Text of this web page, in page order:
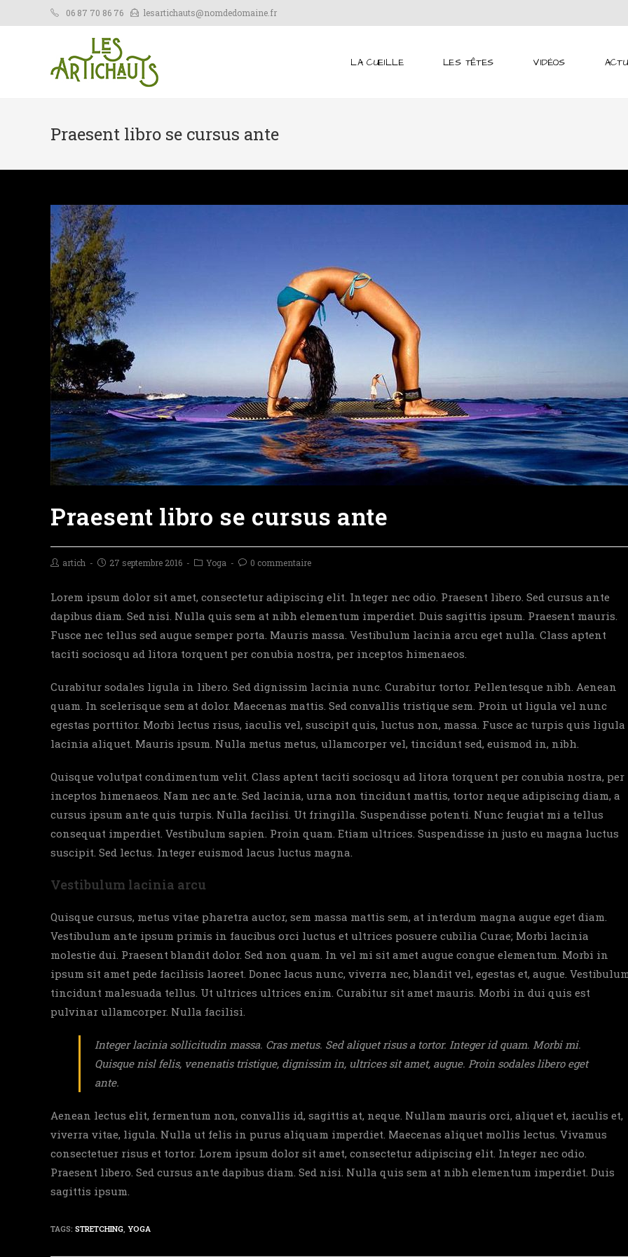
06 87 70 86 76 lesartichauts@nomdedomaine.fr
LA CUEILLE LES TÊTES VIDÉOS
Praesent libro se cursus ante
Praesent libro se cursus ante
artich 27 septembre 2016 Yoga 0 commentaire
Lorem ipsum dolor sit amet, consectetur adipiscing elit. Integer nec odio. Praesent libero. Sed cursus ante
dapibus diam. Sed nisi. Nulla quis sem at nibh elementum imperdiet. Duis sagittis ipsum. Praesent mauris.
Fusce nec tellus sed augue semper porta. Mauris massa. Vestibulum lacinia arcu eget nulla. Class aptent
taciti sociosqu ad litora torquent per conubia nostra, per inceptos himenaeos.
Curabitur sodales ligula in libero. Sed dignissim lacinia nunc. Curabitur tortor. Pellentesque nibh. Aenean
quam. In scelerisque sem at dolor. Maecenas mattis. Sed convallis tristique sem. Proin ut ligula vel nunc
egestas porttitor. Morbi lectus risus, iaculis vel, suscipit quis, luctus non, massa. Fusce ac turpis quis ligula
lacinia aliquet. Mauris ipsum. Nulla metus metus, ullamcorper vel, tincidunt sed, euismod in, nibh.
Quisque volutpat condimentum velit. Class aptent taciti sociosqu ad litora torquent per conubia nostra, per
inceptos himenaeos. Nam nec ante. Sed lacinia, urna non tincidunt mattis, tortor neque adipiscing diam, a
cursus ipsum ante quis turpis. Nulla facilisi. Ut fringilla. Suspendisse potenti. Nunc feugiat mi a tellus
consequat imperdiet. Vestibulum sapien. Proin quam. Etiam ultrices. Suspendisse in justo eu magna luctus
suscipit. Sed lectus. Integer euismod lacus luctus magna.
Vestibulum lacinia arcu
Quisque cursus, metus vitae pharetra auctor, sem massa mattis sem, at interdum magna augue eget diam.
Vestibulum ante ipsum primis in faucibus orci luctus et ultrices posuere cubilia Curae; Morbi lacinia
molestie dui. Praesent blandit dolor. Sed non quam. In vel mi sit amet augue congue elementum. Morbi in
ipsum sit amet pede facilisis laoreet. Donec lacus nunc, viverra nec, blandit vel, egestas et, augue.
tincidunt malesuada tellus. Ut ultrices ultrices enim. Curabitur sit amet mauris. Morbi in dui quis est
pulvinar ullamcorper. Nulla facilisi.
Integer lacinia sollicitudin massa. Cras metus. Sed aliquet risus a tortor. Integer id quam. Morbi mi.
Quisque nisl felis, venenatis tristique, dignissim in, ultrices sit amet, augue. Proin sodales libero eget
ante.
Aenean lectus elit, fermentum non, convallis id, sagittis at, neque. Nullam mauris orci, aliquet et, iaculis et,
viverra vitae, ligula. Nulla ut felis in purus aliquam imperdiet. Maecenas aliquet mollis lectus. Vivamus
consectetuer risus et tortor. Lorem ipsum dolor sit amet, consectetur adipiscing elit. Integer nec odio.
Praesent libero. Sed cursus ante dapibus diam. Sed nisi. Nulla quis sem at nibh elementum imperdiet. Duis
sagittis ipsum.
TAGS: STRETCHING, YOGA